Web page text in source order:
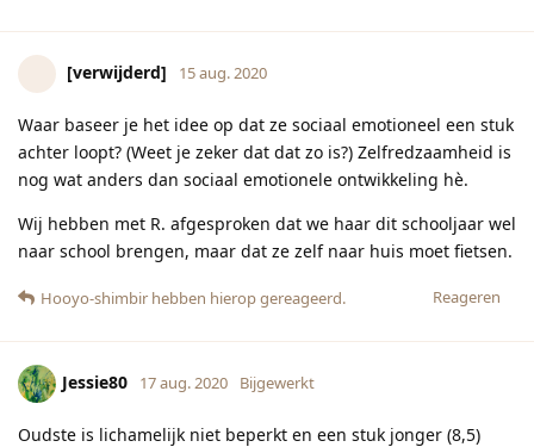
[verwijderd] 15 aug. 2020
Waar baseer je het idee op dat ze sociaal emotioneel een stuk
achter loopt? (Weet je zeker dat dat zo is?) Zelfredzaamheid is
nog wat anders dan sociaal emotionele ontwikkeling hè.
Wij hebben met R. afgesproken dat we haar dit schooljaar wel
naar school brengen, maar dat ze zelf naar huis moet fietsen.
Reageren
Hooyo-shimbir hebben hierop gereageerd.
Jessie80 17 aug. 2020 Bijgewerkt
Oudste is lichamelijk niet beperkt en een stuk jonger (8,5)